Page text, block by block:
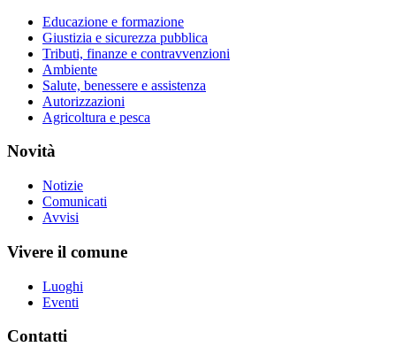
Educazione e formazione
Giustizia e sicurezza pubblica
Tributi, finanze e contravvenzioni
Ambiente
Salute, benessere e assistenza
Autorizzazioni
Agricoltura e pesca
Novità
Notizie
Comunicati
Avvisi
Vivere il comune
Luoghi
Eventi
Contatti